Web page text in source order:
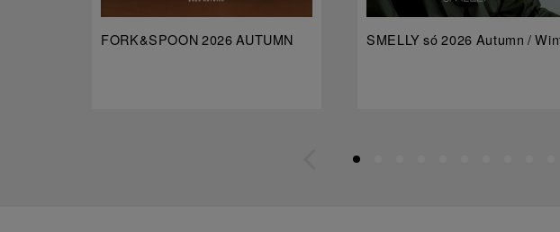
FORK&SPOON 2026 AUTUMN SMELLY só 2026 Autumn /